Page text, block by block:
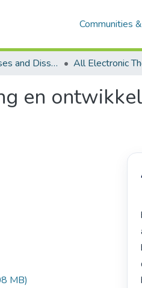
Communities
Electronic Theses and Dissertations
en
MB)